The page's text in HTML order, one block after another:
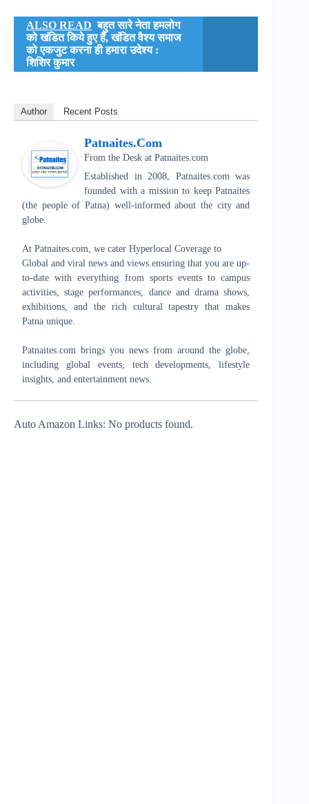
ALSO READ बहुत सारे नेता हमलोग
को खंडित किये हुए हैं, खंडित वैश्य समाज
को एकजुट करना ही हमारा उदेश्य :
शिशिर कुमार
Author Recent Posts
Patnaites.com
From the Desk at Patnaites.com
Established in 2008, Patnaites.com was
founded with a mission to keep Patnaites
(the people of Patna) well-informed about the city and
globe.
At Patnaites.com, we cater Hyperlocal Coverage to
Global and viral news and views.ensuring that you are up-
to-date with everything from sports events to campus
activities, stage performances, dance and drama shows,
exhibitions, and the rich cultural tapestry that makes
Patna unique.
Patnaites.com brings you news from around the globe,
including global events, tech developments, lifestyle
insights, and entertainment news.
Auto Amazon Links: No products found.